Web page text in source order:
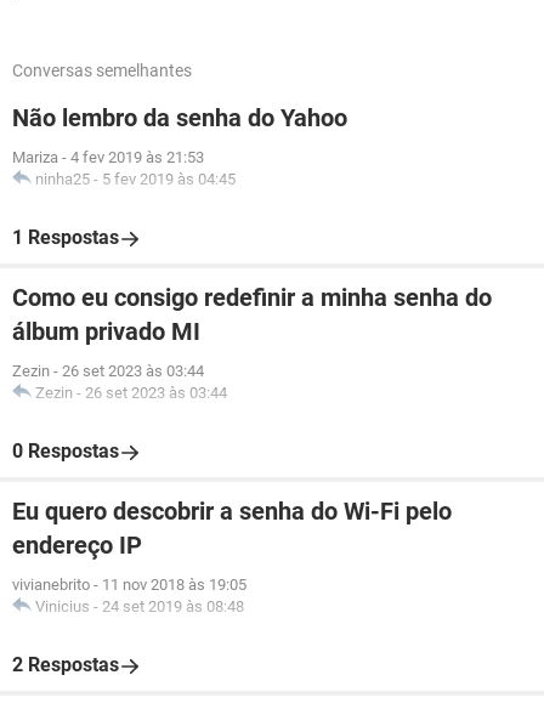
Conversas semelhantes
Não lembro da senha do Yahoo
Mariza - 4 fev 2019 às 21:53
ninha25 - 5 fev 2019 às 04:45
1 Respostas
Como eu consigo redefinir a minha senha do
álbum privado MI
Zezin - 26 set 2023 às 03:44
Zezin - 26 set 2023 às 03:44
0 Respostas
Eu quero descobrir a senha do Wi-Fi pelo
endereço IP
vivianebrito - 11 nov 2018 às 19:05
Vinicius - 24 set 2019 às 08:48
2 Respostas